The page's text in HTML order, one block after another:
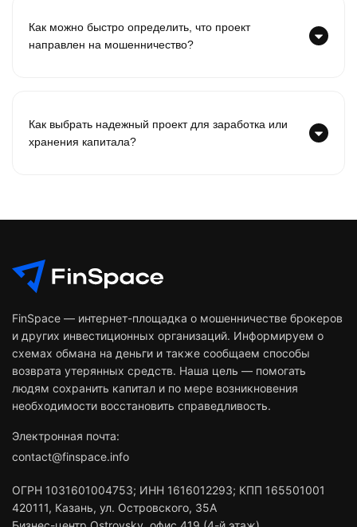
Как можно быстро определить, что проект
направлен на мошенничество?
Как выбрать надежный проект для заработка или
хранения капитала?
FinSpace — интернет-площадка о мошенничестве брокеров
и других инвестиционных организаций. Информируем о
схемах обмана на деньги и также сообщаем способы
возврата утерянных средств. Наша цель — помогать
людям сохранить капитал и по мере возникновения
необходимости восстановить справедливость.
Электронная почта:
contact@finspace.info
ОГРН 1031601004753; ИНН 1616012293; КПП 165501001
420111, Казань, ул. Островского, 35А